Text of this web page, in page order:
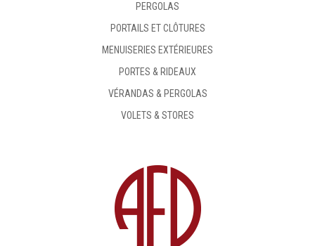
PERGOLAS
PORTAILS ET CLÔTURES
MENUISERIES EXTÉRIEURES
PORTES & RIDEAUX
VÉRANDAS & PERGOLAS
VOLETS & STORES